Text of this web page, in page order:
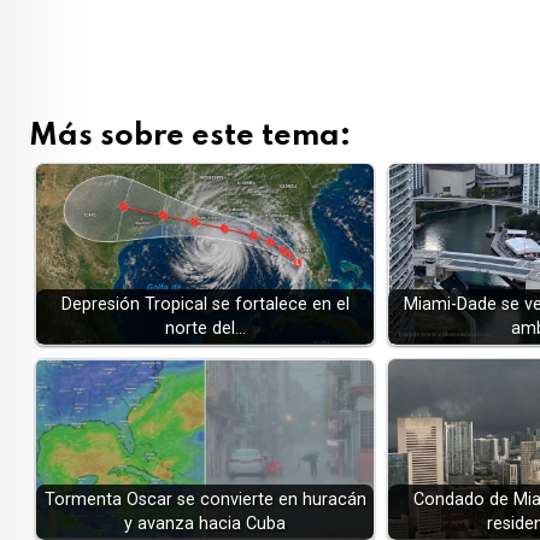
Más sobre este tema:
Depresión Tropical se fortalece en el
norte del…
Miami-Dade se
Tormenta Oscar se convierte en huracán
y avanza hacia Cuba
Condado de